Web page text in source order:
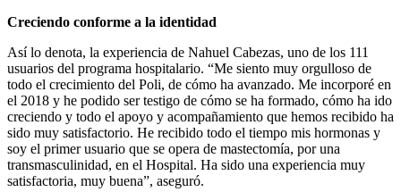
Creciendo conforme a la identidad
Así lo denota, la experiencia de Nahuel Cabezas, uno de los 111
usuarios del programa hospitalario. “Me siento muy orgulloso de
todo el crecimiento del Poli, de cómo ha avanzado. Me incorporé en
el 2018 y he podido ser testigo de cómo se ha formado, cómo ha ido
creciendo y todo el apoyo y acompañamiento que hemos recibido ha
sido muy satisfactorio. He recibido todo el tiempo mis hormonas y
soy el primer usuario que se opera de mastectomía, por una
transmasculinidad, en el Hospital. Ha sido una experiencia muy
satisfactoria, muy buena”, aseguró.